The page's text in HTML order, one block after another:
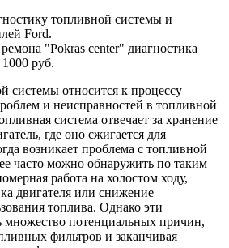
топливной системы и
Ford.
"Pokras center" диагностика
руб.
системы относится к процессу
и неисправностей в топливной
система отвечает за хранение
где оно сжигается для
возникает проблема с топливной
часто можно обнаружить по таким
работа на холостом ходу,
двигателя или снижение
топлива. Однако эти
потенциальных причин,
фильтров и заканчивая